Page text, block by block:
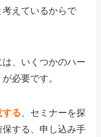
えているからで
、いくつかのハー
必要です。
する、セミナーを探
する、申し込み手